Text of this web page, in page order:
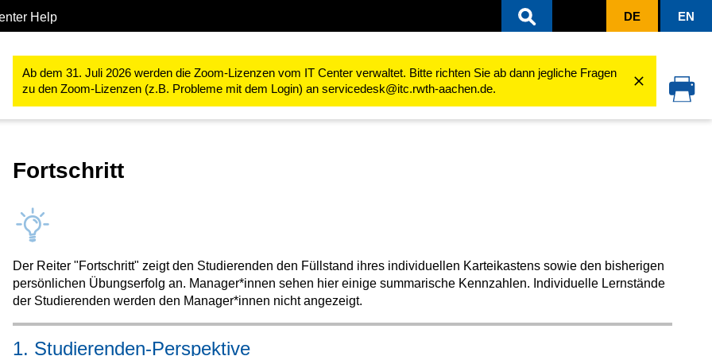
Help DE EN
Ab dem 31. Juli 2026 werden die Zoom-Lizenzen vom IT Center verwaltet. Bitte richten Sie ab dann jegliche Fragen
zu den Zoom-Lizenzen (z.B. Probleme mit dem Login) an servicedesk@itc.rwth-aachen.de.
Studium & Lehre RWTHmoodle Lehr- und Lernprozesse gestalten Aktivitäten nutzen Karteikasten Fortschritt
Fortschritt
Der Reiter "Fortschritt" zeigt den Studierenden den Füllstand ihres individuellen Karteikastens sowie den bisherigen
persönlichen Übungserfolg an. Manager*innen sehen hier einige summarische Kennzahlen. Individuelle Lernstände
der Studierenden werden den Manager*innen nicht angezeigt.
1. Studierenden-Perspektive